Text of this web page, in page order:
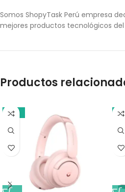
Somos ShopyTask Perú empresa
mejores productos tecnológicos
Productos
-21% -